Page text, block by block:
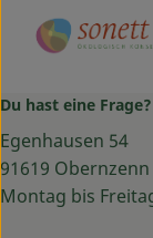
Du hast eine
Egenhausen 54
91619 Obernzenn
Montag bis